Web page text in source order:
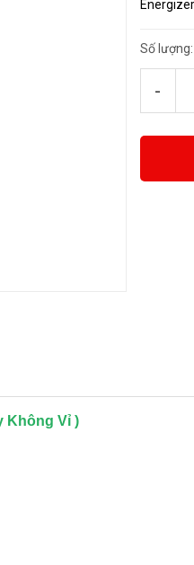
Quốc...
Số lượng:
-
Không Vỉ )